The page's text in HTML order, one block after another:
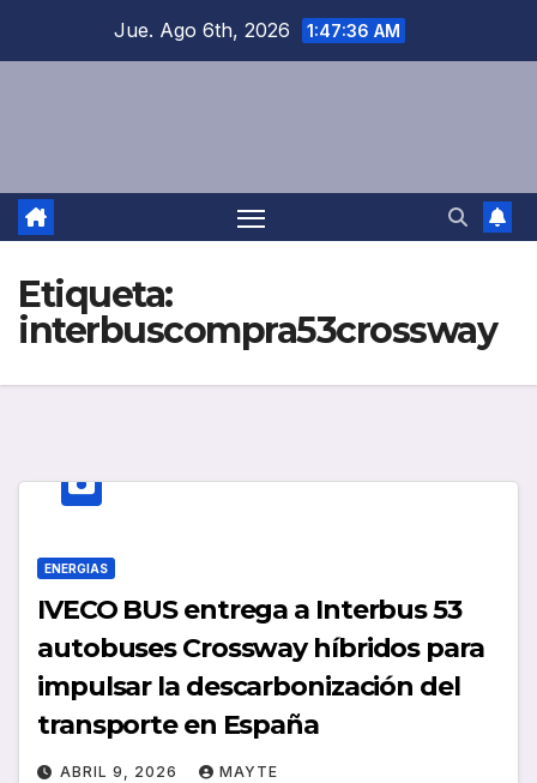
Jue. Ago 6th, 2026 1:47:36 AM
Etiqueta:
interbuscompra53crossway
ENERGIAS
IVECO BUS entrega a Interbus 53
autobuses Crossway híbridos para
impulsar la descarbonización del
transporte en España
ABRIL 9, 2026 MAYTE